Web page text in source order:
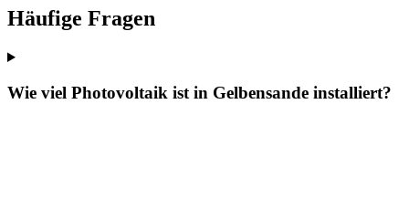
Häufige Fragen
Wie viel Photovoltaik ist in Gelbensande installiert?